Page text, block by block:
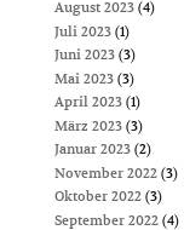
August 2023(4)
Juli 2023(1)
Juni 2023(3)
Mai 2023(3)
April 2023(1)
März 2023(3)
Januar 2023(2)
November 2022(3)
Oktober 2022(3)
September 2022(4)